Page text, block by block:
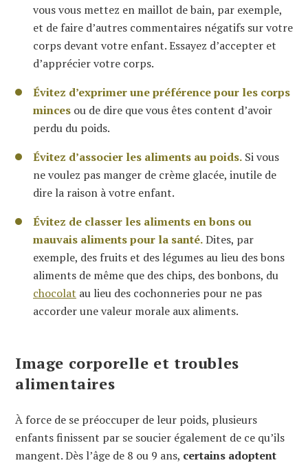
vous vous mettez en maillot de bain, par exemple,
et de faire d’autres commentaires négatifs sur votre
corps devant votre enfant. Essayez d’accepter et
d’apprécier votre corps.
Évitez d’exprimer une préférence pour les corps
minces ou de dire que vous êtes content d’avoir
perdu du poids.
Évitez d’associer les aliments au poids. Si vous
ne voulez pas manger de crème glacée, inutile de
dire la raison à votre enfant.
Évitez de classer les aliments en bons ou
mauvais aliments pour la santé.Dites, par
exemple, des fruits et des légumes au lieu des bons
aliments de même que des chips, des bonbons, du
chocolat au lieu des cochonneries pour ne pas
accorder une valeur morale aux aliments.
Image corporelle et troubles
alimentaires
À force de se préoccuper de leur poids, plusieurs
enfants finissent par se soucier également de ce qu’ils
mangent. Dès l’âge de 8 ou 9 ans, certains adoptent